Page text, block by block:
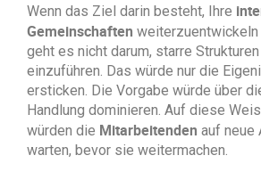
Wenn das Ziel darin besteht, Ihre
Gemeinschaften weiterzuentwickeln
geht es nicht darum, starre
einzuführen. Das würde nur die
ersticken. Die Vorgabe würde über
Handlung dominieren. Auf diese
würden die Mitarbeitenden auf neue
warten, bevor sie weitermachen.